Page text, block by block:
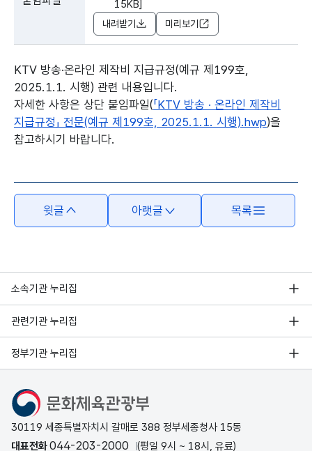
15KB]
내려받기 미리보기
KTV 방송·온라인 제작비 지급규정(예규 제199호,
2025.1.1. 시행) 관련 내용입니다.
자세한 사항은 상단 붙임파일(「KTV 방송 · 온라인 제작비
지급규정」 전문(예규 제199호, 2025.1.1. 시행).hwp)을
참고하시기 바랍니다.
윗글 아랫글 목록
소속기관 누리집
관련기관 누리집
정부기관 누리집
문화체육관광부
30119 세종특별자치시 갈매로 388 정부세종청사 15동
대표전화044-203-2000 (평일 9시 ~ 18시, 유료)